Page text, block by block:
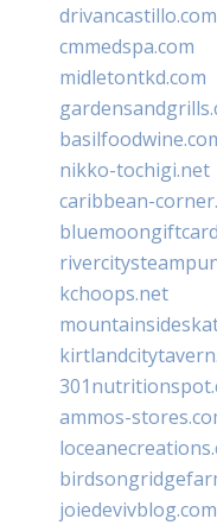
drivancastillo.com
cmmedspa.com
midletontkd.com
nikko-tochigi.net
caribbean-
kchoops.net
ammos-
joiedevivblog.com